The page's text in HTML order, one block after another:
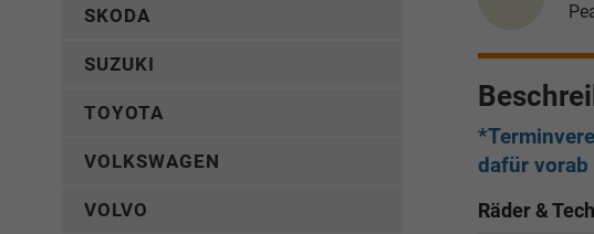
dafür vorab
Räder &
SKODA
SUZUKI
TOYOTA
VOLKSWAGEN
VOLVO